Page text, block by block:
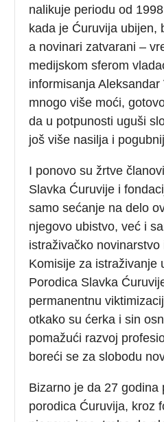
nalikuje periodu od
kada je Ćuruvija ubijen,
a novinari zatvarani –
medijskom sferom
informisanja
mnogo više moći,
da u potpunosti uguši
još više nasilja i
I ponovo su žrtve
Slavka Ćuruvije i
samo sećanje na delo
njegovo ubistvo, već i
istraživačko novinarstvo
Komisije za istraživanje
Porodica Slavka
permanentnu
otkako su ćerka i sin
pomažući razvoj
boreći se za slobodu
Bizarno je da 27 godina
porodica Ćuruvija, kroz